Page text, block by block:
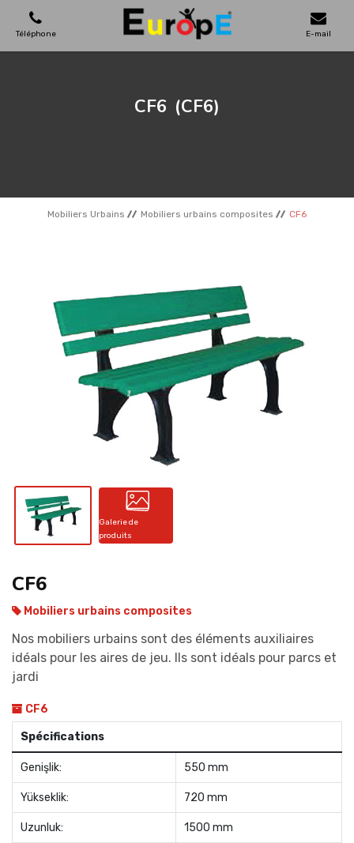
Téléphone E-mail
SKATEPARKS
REFERENCES
CONTACT
CF6 (CF6)
Mobiliers Urbains Mobiliers urbains composites CF6
Galerie de
produits
CF6
Mobiliers urbains composites
Nos mobiliers urbains sont des éléments auxiliaires
idéals pour les aires de jeu. Ils sont idéals pour parcs et
jardi
CF6
Spécifications
Genişlik: 550 mm
Yükseklik: 720 mm
Uzunluk: 1500 mm